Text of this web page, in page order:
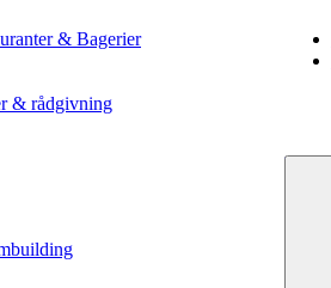
& Bagerier
& rådgivning